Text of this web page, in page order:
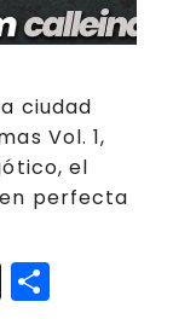
ciudad
Vol. 1,
el
perfecta
T